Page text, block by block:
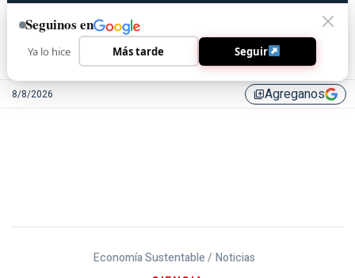
8/8/2026 library_addAgreganos
Economía Sustentable / Noticias
Seguinos en
Ya lo hice Más tarde Seguir